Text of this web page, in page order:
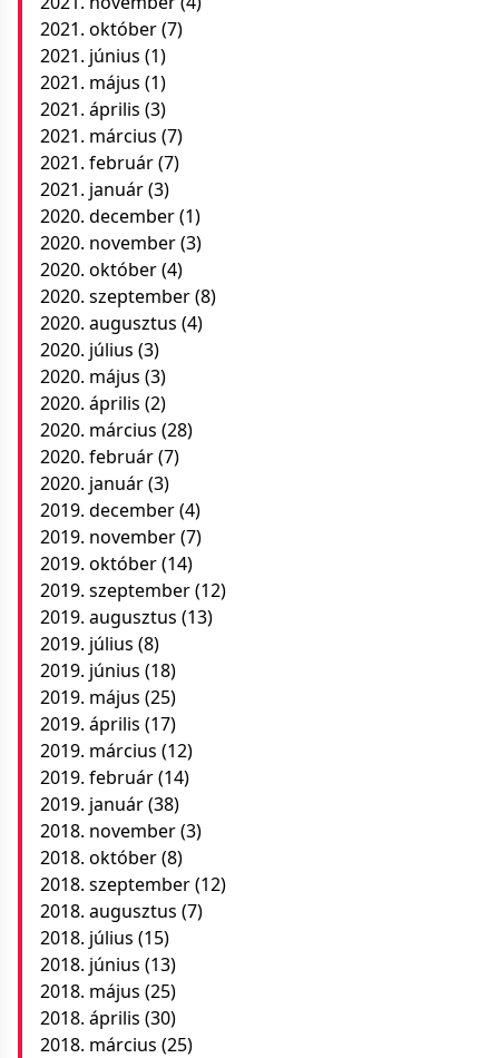
2021. október(7)
2021. június (1)
2021. május (1)
2021. április (3)
2021. március (7)
2021. február(7)
2021. január(3)
2020. december(1)
2020. november(3)
2020. október(4)
2020. szeptember(8)
2020. augusztus (4)
2020. július (3)
2020. május (3)
2020. április (2)
2020. március (28)
2020. február(7)
2020. január(3)
2019. december(4)
2019. november(7)
2019. október(14)
2019. szeptember(12)
2019. augusztus (13)
2019. július (8)
2019. június (18)
2019. május (25)
2019. április (17)
2019. március (12)
2019. február(14)
2019. január(38)
2018. november(3)
2018. október(8)
2018. szeptember(12)
2018. augusztus (7)
2018. július (15)
2018. június (13)
2018. május (25)
2018. április (30)
2018. március (25)